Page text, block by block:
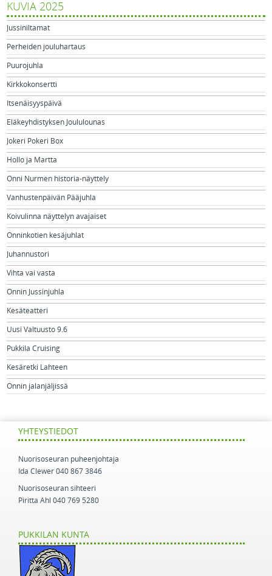
KUVIA 2025
Jussiniltamat
Perheiden jouluhartaus
Puurojuhla
Kirkkokonsertti
Itsenäisyyspäivä
Eläkeyhdistyksen Joululounas
Jokeri Pokeri Box
Hollo ja Martta
Onni Nurmen historia-näyttely
Vanhustenpäivän Pääjuhla
Koivulinna näyttelyn avajaiset
Onninkotien kesäjuhlat
Juhannustori
Vihta vai vasta
Onnin Jussinjuhla
Kesäteatteri
Uusi Valtuusto 9.6
Pukkila Cruising
Kesäretki Lahteen
Onnin jalanjäljissä
YHTEYSTIEDOT
Nuorisoseuran puheenjohtaja
Ida Clewer 040 867 3846
Nuorisoseuran sihteeri
Piritta Ahl 040 769 5280
PUKKILAN KUNTA